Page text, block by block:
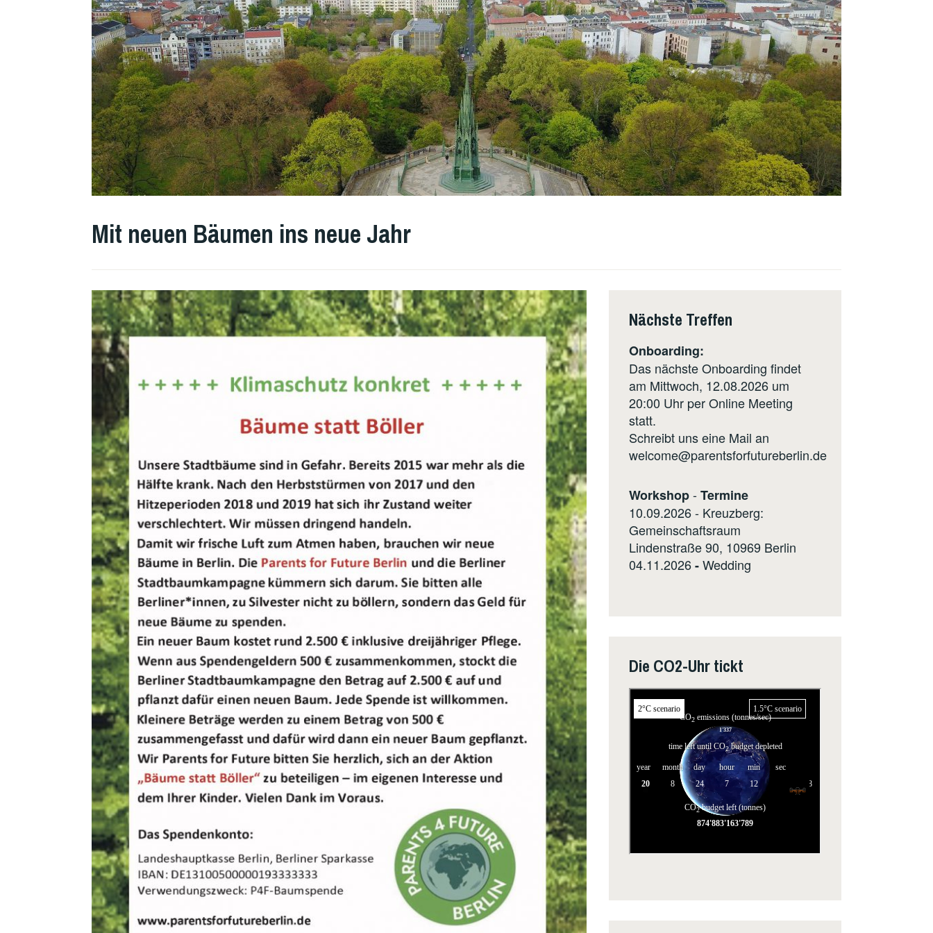
Mit neuen Bäumen ins neue Jahr
Nächste Treffen
Onboarding:
Das nächste Onboarding findet
am Mittwoch, 12.08.2026 um
20:00 Uhr per Online Meeting
statt.
Schreibt uns eine Mail an
welcome@parentsforfutureberlin.de
Workshop-Termine
10.09.2026 - Kreuzberg:
Gemeinschaftsraum
Lindenstraße 90, 10969 Berlin
04.11.2026-Wedding
Die CO2-Uhr tickt